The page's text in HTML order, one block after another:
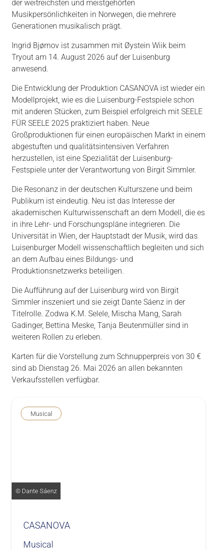
der weitreichsten und meistgehörten
Musikpersönlichkeiten in Norwegen, die mehrere
Generationen musikalisch prägt.
Ingrid Bjørnov ist zusammen mit Øystein Wiik beim
Tryout am 14. August 2026 auf der Luisenburg
anwesend.
Die Entwicklung der Produktion CASANOVA ist wieder ein
Modellprojekt, wie es die Luisenburg-Festspiele schon
mit anderen Stücken, zum Beispiel erfolgreich mit SEELE
FÜR SEELE 2025 praktiziert haben. Neue
Großproduktionen für einen europäischen Markt in einem
abgestuften und qualitätsintensiven Verfahren
herzustellen, ist eine Spezialität der Luisenburg-
Festspiele unter der Verantwortung von Birgit Simmler.
Die Resonanz in der deutschen Kulturszene und beim
Publikum ist eindeutig. Neu ist das Interesse der
akademischen Kulturwissenschaft an dem Modell, die es
in ihre Lehr- und Forschungspläne integrieren. Die
Universität in Wien, der Hauptstadt der Musik, wird das
Luisenburger Modell wissenschaftlich begleiten und sich
an dem Aufbau eines Bildungs- und
Produktionsnetzwerks beteiligen.
Die Aufführung auf der Luisenburg wird von Birgit
Simmler inszeniert und sie zeigt Dante Sáenz in der
Titelrolle. Zodwa K.M. Selele, Mischa Mang, Sarah
Gadinger, Bettina Meske, Tanja Beutenmüller sind in
weiteren Rollen zu erleben.
Karten für die Vorstellung zum Schnupperpreis von 30 €
sind ab Dienstag 26. Mai 2026 an allen bekannten
Verkaufsstellen verfügbar.
Musical
© Dante Sáenz
CASANOVA
Musical